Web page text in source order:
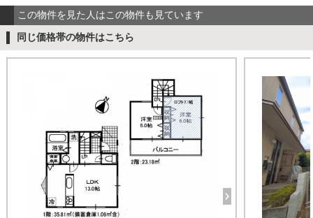
この物件を見た人はこの物件も見ています
同じ価格帯の物件はこちら